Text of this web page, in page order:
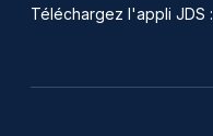
Téléchargez l'appli JDS :